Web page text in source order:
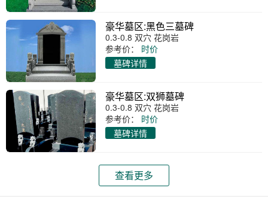
豪华墓区:黑色三墓碑
0.3-0.8 双穴 花岗岩
参考价：
时价
墓碑详情
豪华墓区:双狮墓碑
0.3-0.8 双穴 花岗岩
参考价：
时价
墓碑详情
查看更多